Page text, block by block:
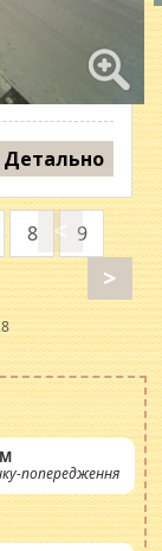
Детально
<
8
9
>
попередження